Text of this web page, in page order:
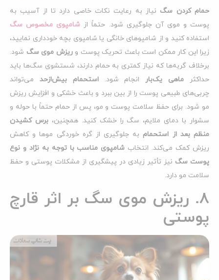
حمام کردن سگ نیاز به رعایت نکات خاصی دارد تا از آسیب به
پوست و موی آن جلوگیری شود. حتماً از شامپوی مخصوص سگ
استفاده کنید و از شامپوهای خانگی یا شامپوی بچه خودداری نمایید،
زیرا این کار ممکن است باعث تحریک پوست وریزش موی سگ شود.
برخلاف گربه‌ها که نیاز کمتری به حمام دارند، شستشوی سگ‌ها باید
حداکثر ماهی یک‌بارانجام شود.استحمام بیش‌ازحد می‌تواند
چربی‌های طبیعی پوست را از بین ببرد و باعث خشکی و افزایش ریزش
مو شود. برای حفظ سلامت پوست و مو، پس از حمام حتماً با حوله و
سشوار با دمای ملایم، سگ را خشک کنید. همچنین،برس کشیدن
منظم بعد از استحمام به جلوگیری از گره خوردگی موها و کاهش
ریزش کمک می‌کند. انتخاب شامپوی مناسب با توجه به نژاد و نوع
پوست سگ نیز تأثیر زیادی در پیشگیری از مشکلات پوستی و حفظ
سلامت مو دارد.
8. ریزش موی سگ بر اثر قارچ
پوستی